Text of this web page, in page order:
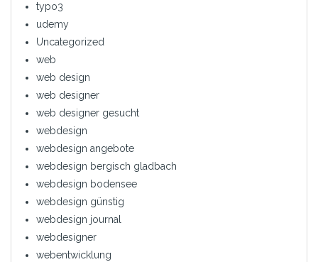
typo3
udemy
Uncategorized
web
web design
web designer
web designer gesucht
webdesign
webdesign angebote
webdesign bergisch gladbach
webdesign bodensee
webdesign günstig
webdesign journal
webdesigner
webentwicklung